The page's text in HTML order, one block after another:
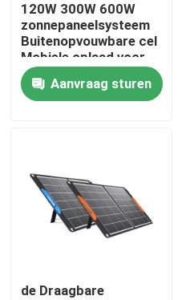
Kwaliteitscontrole
Contacteer ons
Zonnegeneratorpost
draagbare
Zonnepaneelgenerator
120W 300W 600W
zonnepaneelsysteem
Buitenopvouwbare cel
Mobiele oplaad voor
thuis
Aanvraag sturen
de Draagbare